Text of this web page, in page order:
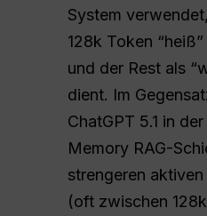
System
128k Token
und der Rest als
dient. Im
ChatGPT 5.1 in
Memory RAG-
strengeren
(oft zwischen